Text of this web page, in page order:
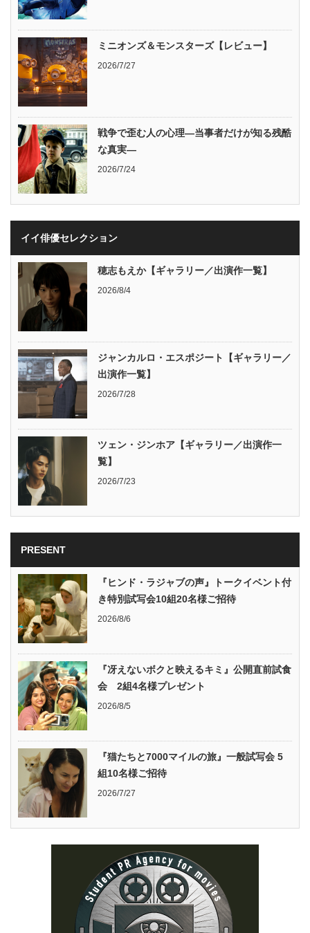
ミニオンズ＆モンスターズ【レビュー】
2026/7/27
戦争で歪む人の心理―当事者だけが知る残酷
な真実―
2026/7/24
イイ俳優セレクション
穂志もえか【ギャラリー／出演作一覧】
2026/8/4
ジャンカルロ・エスポジート【ギャラリー／
出演作一覧】
2026/7/28
ツェン・ジンホア【ギャラリー／出演作一
覧】
2026/7/23
PRESENT
『ヒンド・ラジャブの声』トークイベント付
き特別試写会10組20名様ご招待
2026/8/6
『冴えないボクと映えるキミ』公開直前試食
会 2組4名様プレゼント
2026/8/5
『猫たちと7000マイルの旅』一般試写会 5
組10名様ご招待
2026/7/27